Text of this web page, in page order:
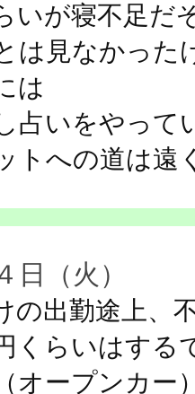
いが寝不足だ
は見なかった
は
占いをやって
トへの道は遠
日（火）
の出勤途上、
くらいはする
オープンカー